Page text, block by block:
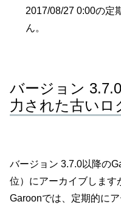
2017/08/27 0:00の定
ん。
バージョン
力された古いロ
バージョン 3.7.0以降の
位）にアーカイブします
Garoonでは、定期的に